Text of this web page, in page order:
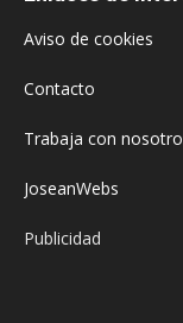
Aviso de cookies
Contacto
Trabaja con
JoseanWebs
Publicidad